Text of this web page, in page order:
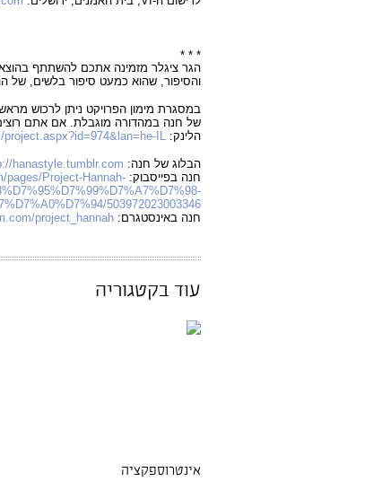
* * *
הגר ציגלר מזמינה אתכם להשתתף
והסיפור, שהוא כמעט סיפור בלשים,
במסגרת מימון הפרויקט ניתן לרכוש
של חנה במהדורה מוגבלת. אם אתם
הלינק: IL
הבלוג של חנה: hanastyle.tumblr.com/
חנה בפייסבוק: pages/Project-Hannah-
503972023003346
חנה באינסטגרם:
עוד בקטגוריה
אינטרוספקציה